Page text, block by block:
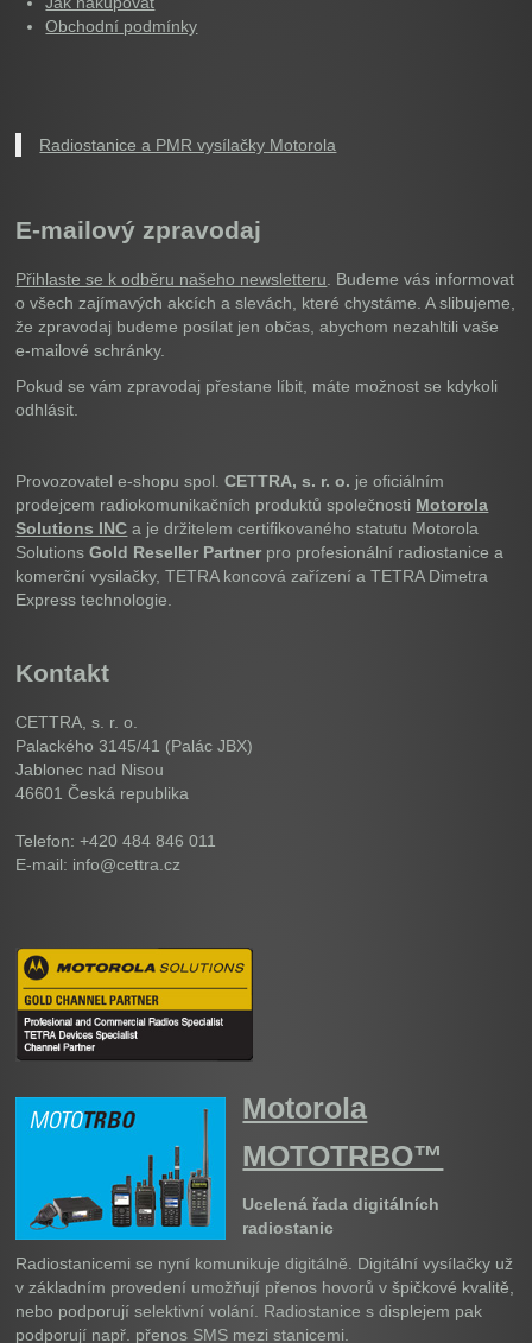
Obchodní podmínky
Radiostanice a PMR vysílačky Motorola
E-mailový zpravodaj
Přihlaste se k odběru našeho newsletteru . Budeme vás informovat
o všech zajímavých akcích a slevách, které chystáme. A slibujeme,
že zpravodaj budeme posílat jen občas, abychom nezahltili vaše
e-mailové schránky.
Pokud se vám zpravodaj přestane líbit, máte možnost se kdykoli
odhlásit.
Provozovatel e-shopu spol.CETTRA, s. r. o. je oficiálním
prodejcem radiokomunikačních produktů společnosti Motorola
Solutions INC a je držitelem certifikovaného statutu Motorola
SolutionsGold Reseller Partner pro profesionální radiostanice a
komerční vysilačky, TETRA koncová zařízení a TETRA Dimetra
Express technologie.
Kontakt
CETTRA, s. r. o.
Palackého 3145/41 (Palác JBX)
Jablonec nad Nisou
46601Česká republika
Telefon: +420 484 846 011
E-mail: info@cettra.cz
Motorola
MOTOTRBO™
Ucelená řada digitálních
radiostanic
Radiostanicemi se nyní komunikuje digitálně. Digitální vysílačky už
v základním provedení umožňují přenos hovorů v špičkové kvalitě,
nebo podporují selektivní volání. Radiostanice s displejem pak
podporují např. přenos SMS mezi stanicemi.